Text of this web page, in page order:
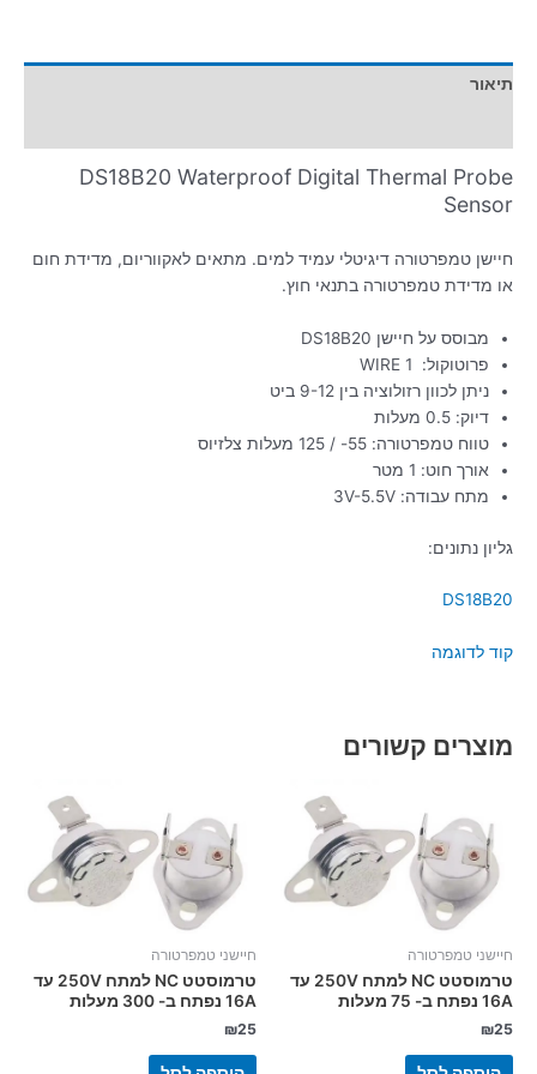
תיאור
DS18B20 Waterproof Digital Thermal Probe
Sensor
חיישן טמפרטורה דיגיטלי עמיד למים. מתאים לאקווריום, מדידת חום
או מדידת טמפרטורה בתנאי חוץ.
מבוסס על חיישן DS18B20
פרוטוקול: 1 WIRE
ניתן לכוון רזולוציה בין 9-12 ביט
דיוק: 0.5 מעלות
טווח טמפרטורה: 55- / 125 מעלות צלזיוס
אורך חוט: 1 מטר
מתח עבודה: 3V-5.5V
גליון נתונים:
DS18B20
קוד לדוגמה
מוצרים קשורים
חיישני טמפרטורה
טרמוסטט NC למתח 250V עד
16A נפתח ב- 75 מעלות
₪25
חיישני טמפרטורה
טרמוסטט NC למתח 250V עד
16A נפתח ב- 300 מעלות
₪25